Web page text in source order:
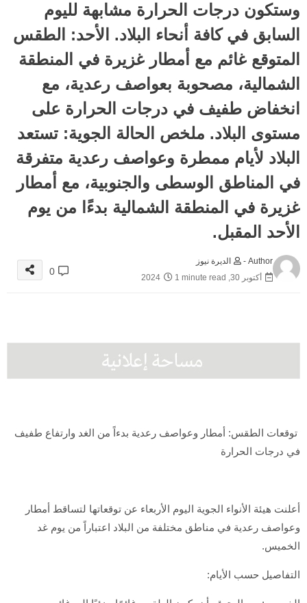
وستكون درجات الحرارة مشابهة لليوم
السابق في كافة أنحاء البلاد. الأحد: الطقس
المتوقع غائم مع أمطار غزيرة في المنطقة
الشمالية، مصحوبة بعواصف رعدية، مع
انخفاض طفيف في درجات الحرارة على
مستوى البلاد. ملخص الحالة الجوية: تستعد
البلاد لأيام ممطرة وعواصف رعدية متفرقة
في المناطق الوسطى والجنوبية، مع أمطار
غزيرة في المنطقة الشمالية بدءًا من يوم
الأحد المقبل.
Author -
الديرة نيوز
أكتوبر 30, 2024
1 minute read
0
توقعات الطقس: أمطار وعواصف رعدية بدءاً من الغد وارتفاع طفيف
في درجات الحرارة
أعلنت هيئة الأنواء الجوية اليوم الأربعاء عن توقعاتها لتساقط أمطار
وعواصف رعدية في مناطق مختلفة من البلاد اعتباراً من يوم غد
الخميس.
التفاصيل حسب الأيام: